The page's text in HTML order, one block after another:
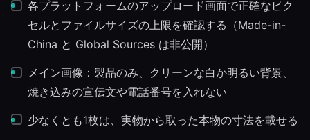
各プラットフォームのアップロード画面で正確なピク
セルとファイルサイズの上限を確認する（Made-in-
China と Global Sources は非公開）
メイン画像：製品のみ、クリーンな白か明るい背景、
焼き込みの宣伝文や電話番号を入れない
少なくとも1枚は、実物から取った本物の寸法を載せる